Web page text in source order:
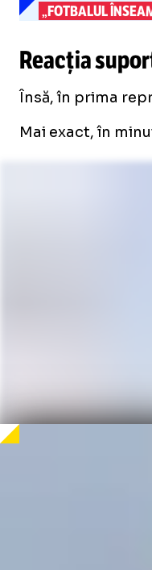
„FOTBALUL
Reacția
Însă, în prima
Mai exact, în